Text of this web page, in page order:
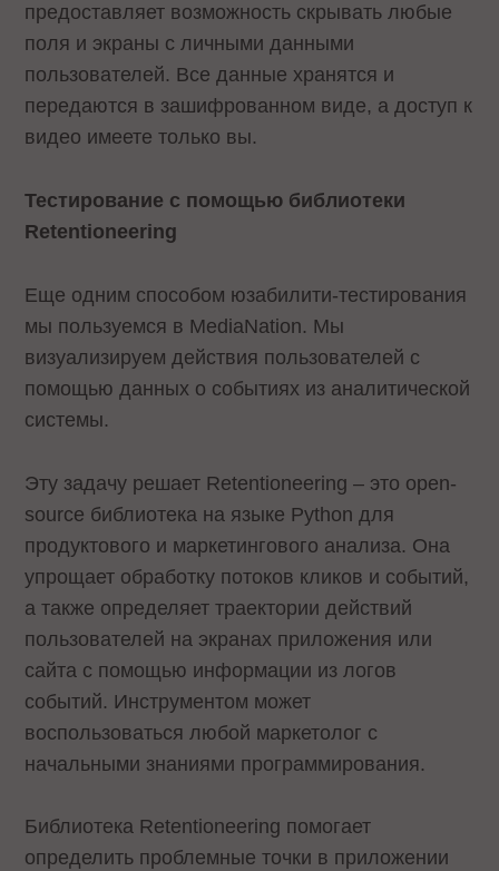
предоставляет возможность скрывать любые
поля и экраны с личными данными
пользователей. Все данные хранятся и
передаются в зашифрованном виде, а доступ к
видео имеете только вы.
Тестирование с помощью библиотеки
Retentioneering
Еще одним способом юзабилити-тестирования
мы пользуемся в MediaNation. Мы
визуализируем действия пользователей с
помощью данных о событиях из аналитической
системы.
Эту задачу решает Retentioneering – это open-
source библиотека на языке Python для
продуктового и маркетингового анализа. Она
упрощает обработку потоков кликов и событий,
а также определяет траектории действий
пользователей на экранах приложения или
сайта с помощью информации из логов
событий. Инструментом может
воспользоваться любой маркетолог с
начальными знаниями программирования.
Библиотека Retentioneering помогает
определить проблемные точки в приложении